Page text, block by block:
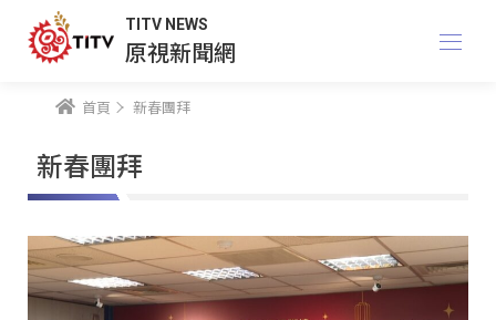
TITV NEWS
原視新聞網
首頁 新春團拜
新春團拜